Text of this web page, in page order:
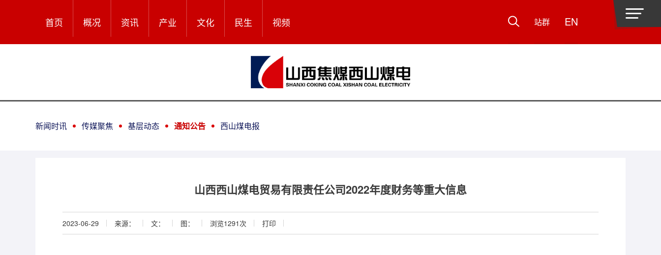
首页 概况 资讯 产业 文化 民生 视频 站群 EN
新闻时讯 传媒聚焦 基层动态 通知公告 西山煤电报
山西西山煤电贸易有限责任公司2022年度财务等重大信息
2023-06-29 来源： 文： 图： 浏览1291次 打印